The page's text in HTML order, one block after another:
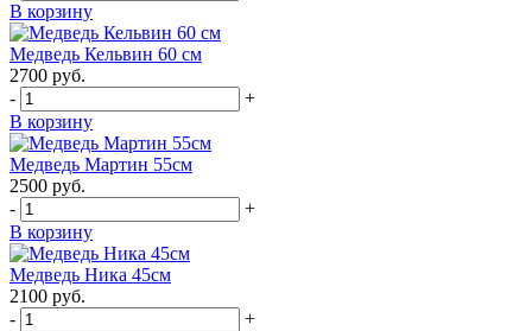
В корзину
Медведь Кельвин 60 см
2700 руб.
-
+
В корзину
Медведь Мартин 55см
2500 руб.
-
+
В корзину
Медведь Ника 45см
2100 руб.
-
+